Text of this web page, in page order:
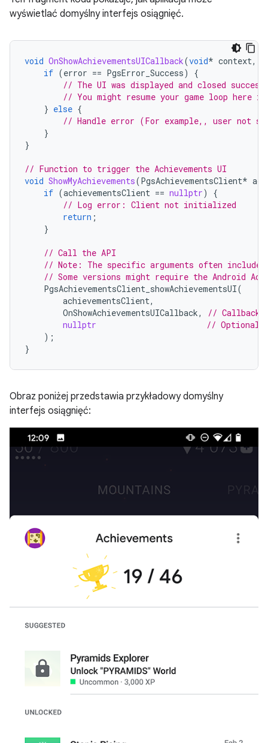
wyświetlać domyślny interfejs osiągnięć.
void OnShowAchievementsUICallback(void* context,
if (error == PgsError_Success)
{
// The UI was displayed and closed
// You might resume your game loop here
} else {
// Handle error (For example,, user not
}
}
// Function to trigger the Achievements UI
void ShowMyAchievements(PgsAchievementsClient*
if (achievementsClient == nullptr)
{
// Log error: Client not initialized
return ;
}
// Call the API
// Note: The specific arguments often
// Some versions might require the Android
PgsAchievementsClient_showAchievementsUI(
achievementsClient,
OnShowAchievementsUICallback,
// Callback
nullptr
// Optional
);
}
Obraz poniżej przedstawia przykładowy domyślny
interfejs osiągnięć: